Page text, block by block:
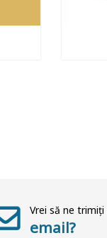
Vrei să ne trimiți
email?